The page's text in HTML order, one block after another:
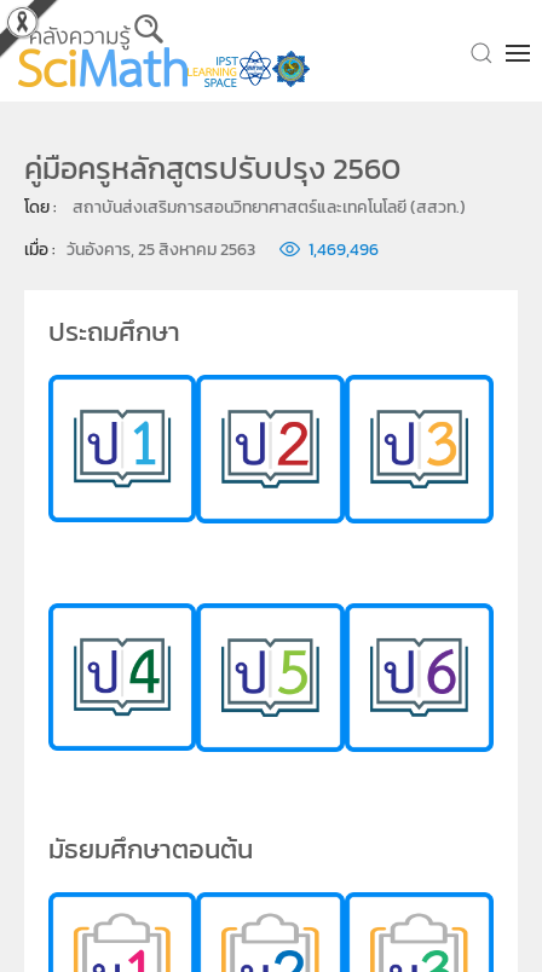
Skip to main content
คู่มือครูหลักสูตรปรับปรุง 2560
โดย :
สถาบันส่งเสริมการสอนวิทยาศาสตร์และเทคโนโลยี (สสวท.)
เมื่อ : วันอังคาร, 25 สิงหาคม 2563 1,469,496
ประถมศึกษา
มัธยมศึกษาตอนต้น